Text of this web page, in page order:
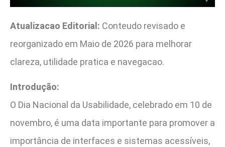
Atualizacao Editorial: Conteudo revisado e
reorganizado em Maio de 2026 para melhorar
clareza, utilidade pratica e navegacao.
Introdução:
O Dia Nacional da Usabilidade, celebrado em 10 de
novembro, é uma data importante para promover a
importância de interfaces e sistemas acessíveis,